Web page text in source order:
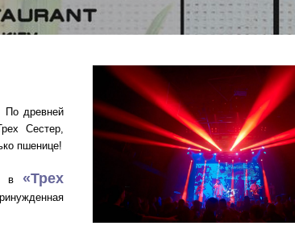
По древней
Сестер,
пшенице!
«Трех